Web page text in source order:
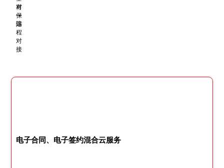
电子合同、电子签约混合云服务